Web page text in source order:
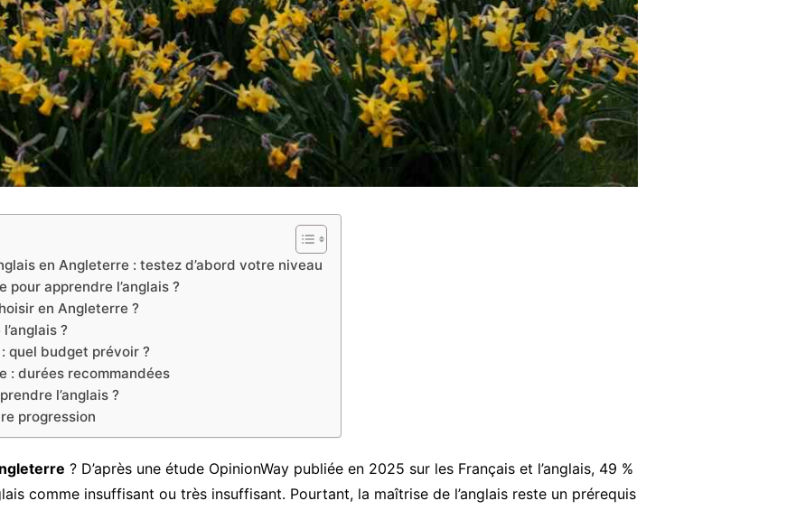
en Angleterre : testez d’abord votre niveau
apprendre l’anglais ?
en Angleterre ?
?
quel budget prévoir ?
: durées recommandées
l’anglais ?
progression
? D’après une étude OpinionWay publiée en 2025 sur les Français et l’anglais, 49 %
comme insuffisant ou très insuffisant. Pourtant, la maîtrise de l’anglais reste un prérequis